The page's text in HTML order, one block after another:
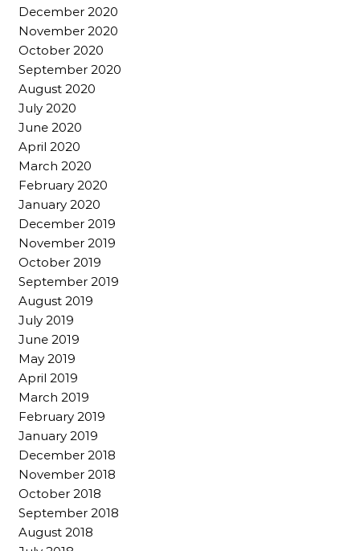
December 2020
November 2020
October 2020
September 2020
August 2020
July 2020
June 2020
April 2020
March 2020
February 2020
January 2020
December 2019
November 2019
October 2019
September 2019
August 2019
July 2019
June 2019
May 2019
April 2019
March 2019
February 2019
January 2019
December 2018
November 2018
October 2018
September 2018
August 2018